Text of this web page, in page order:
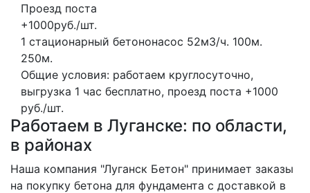
Проезд поста
+1000руб./шт.
1 стационарный бетононасос 52м3/ч. 100м.
250м.
Общие условия: работаем круглосуточно,
выгрузка 1 час бесплатно, проезд поста +1000
руб./шт.
Работаем в Луганске: по области,
в районах
Наша компания "Луганск Бетон" принимает заказы
на покупку бетона для фундамента с доставкой в